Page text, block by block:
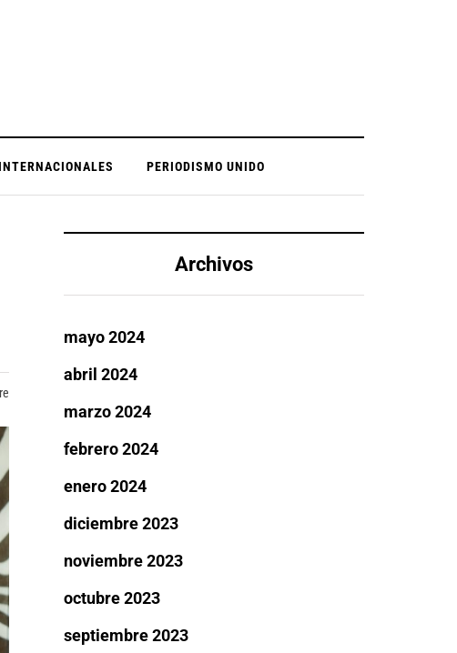
PERIODISMO UNIDO
Archivos
mayo 2024
abril 2024
marzo 2024
febrero 2024
enero 2024
diciembre 2023
noviembre 2023
octubre 2023
septiembre 2023